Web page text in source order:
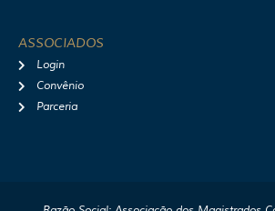
ASSOCIADOS
Login
Convênio
Parceria